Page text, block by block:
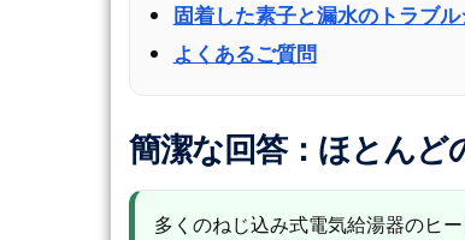
固着した素子と漏水のトラブ
よくあるご質問
簡潔な回答：ほとんど
多くのねじ込み式電気給湯器のヒ